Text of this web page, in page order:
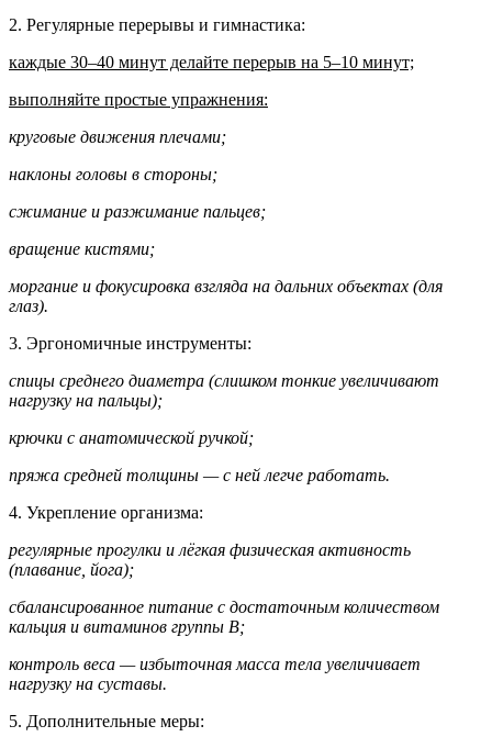
2. Регулярные перерывы и гимнастика:
каждые 30–40 минут делайте перерыв на 5–10 минут;
выполняйте простые упражнения:
круговые движения плечами;
наклоны головы в стороны;
сжимание и разжимание пальцев;
вращение кистями;
моргание и фокусировка взгляда на дальних объектах (для
глаз).
3. Эргономичные инструменты:
спицы среднего диаметра (слишком тонкие увеличивают
нагрузку на пальцы);
крючки с анатомической ручкой;
пряжа средней толщины — с ней легче работать.
4. Укрепление организма:
регулярные прогулки и лёгкая физическая активность
(плавание, йога);
сбалансированное питание с достаточным количеством
кальция и витаминов группы B;
контроль веса — избыточная масса тела увеличивает
нагрузку на суставы.
5. Дополнительные меры: